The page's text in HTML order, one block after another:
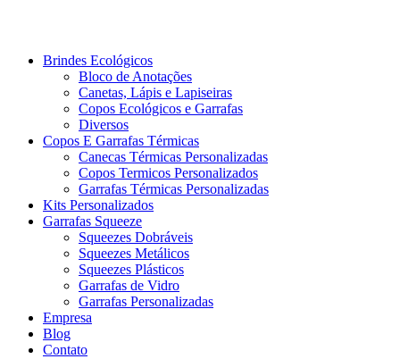
Brindes Ecológicos
Bloco de Anotações
Canetas, Lápis e Lapiseiras
Copos Ecológicos e Garrafas
Diversos
Copos E Garrafas Térmicas
Canecas Térmicas Personalizadas
Copos Termicos Personalizados
Garrafas Térmicas Personalizadas
Kits Personalizados
Garrafas Squeeze
Squeezes Dobráveis
Squeezes Metálicos
Squeezes Plásticos
Garrafas de Vidro
Garrafas Personalizadas
Empresa
Blog
Contato